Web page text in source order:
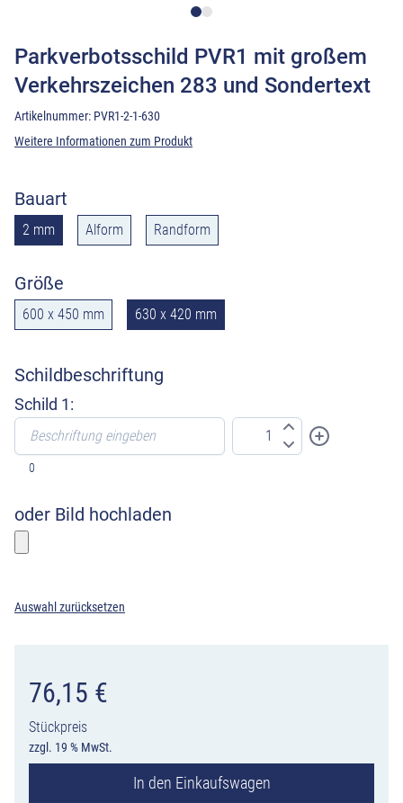
Parkverbotsschild PVR1 mit großem
Verkehrszeichen 283 und Sondertext
Artikelnummer: PVR1-2-1-630
Weitere Informationen zum Produkt
Bauart
2 mm Alform Randform
Größe
600 x 450 mm 630 x 420 mm
Schildbeschriftung
Schild 1:
0
oder Bild hochladen
Auswahl zurücksetzen
76,15 €
Stückpreis
zzgl. 19 % MwSt.
In den Einkaufswagen